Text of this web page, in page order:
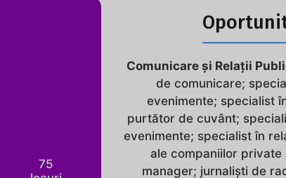
75
Comunicare şi Relaţii
de comunicare;
evenimente; specialist
purtător de cuvânt;
evenimente; specialist în
ale companiilor
manager; jurnaliști de